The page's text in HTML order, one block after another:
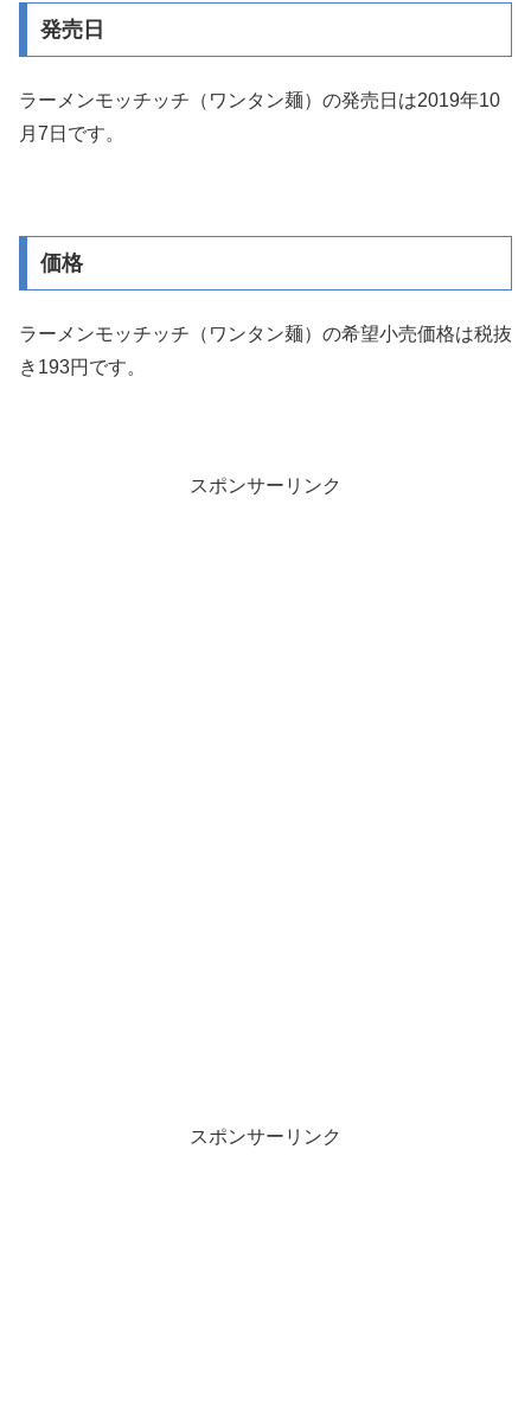
発売日
ラーメンモッチッチ（ワンタン麺）の発売日は2019年10
月7日です。
価格
ラーメンモッチッチ（ワンタン麺）の希望小売価格は税抜
き193円です。
スポンサーリンク
スポンサーリンク